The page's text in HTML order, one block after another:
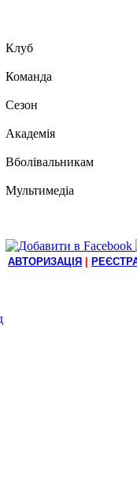
Клуб
Команда
Сезон
Академія
Вболівальникам
Мультимедіа
АВТОРИЗАЦІЯ